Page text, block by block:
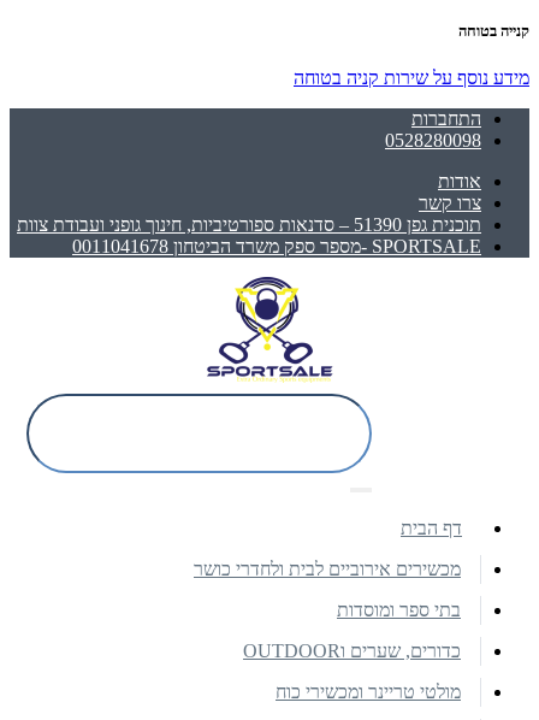
קנייה בטוחה
מידע נוסף על שירות קניה בטוחה
התחברות
0528280098
אודות
צרו קשר
תוכנית גפן 51390 – סדנאות ספורטיביות, חינוך גופני ועבודת צוות
SPORTSALE -מספר ספק משרד הביטחון 0011041678
דף הבית
מכשירים אירוביים לבית ולחדרי כושר
בתי ספר ומוסדות
כדורים, שערים וOUTDOOR
מולטי טריינר ומכשירי כוח